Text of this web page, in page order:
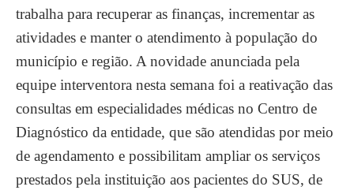
trabalha para recuperar as finanças, incrementar as
atividades e manter o atendimento à população do
município e região. A novidade anunciada pela
equipe interventora nesta semana foi a reativação das
consultas em especialidades médicas no Centro de
Diagnóstico da entidade, que são atendidas por meio
de agendamento e possibilitam ampliar os serviços
prestados pela instituição aos pacientes do SUS, de